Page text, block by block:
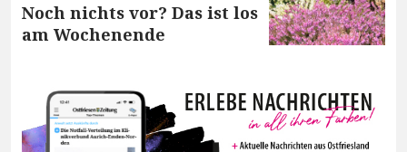
Noch nichts vor? Das ist los
am Wochenende